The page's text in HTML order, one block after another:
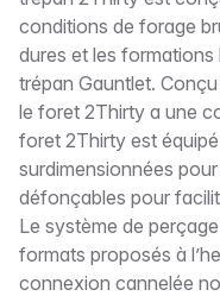
conditions de forage
dures et les
trépan Gauntlet.
le foret 2Thirty a une
foret 2Thirty est
surdimensionnées
défonçables pour
Le système de
formats proposés à
connexion cannelée